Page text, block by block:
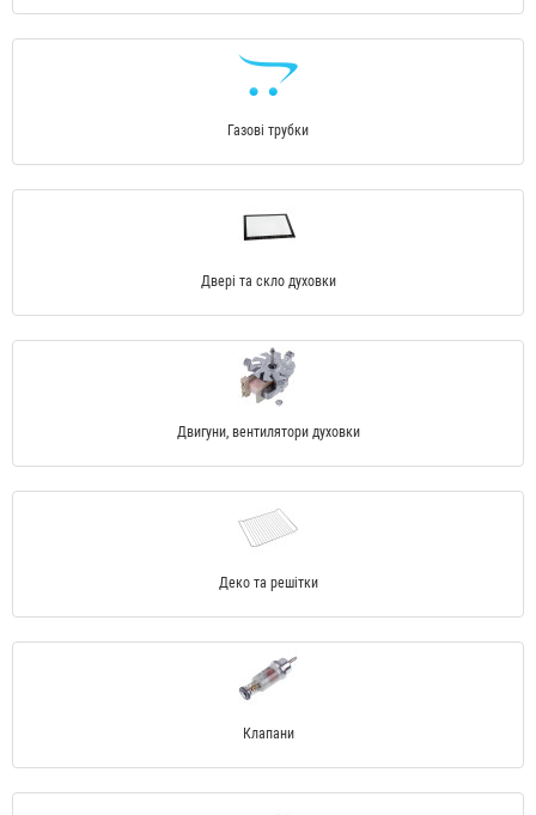
Газові трубки
Двері та скло духовки
Двигуни, вентилятори духовки
Деко та решітки
Клапани